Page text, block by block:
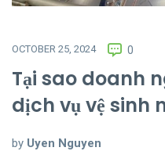
OCTOBER 25, 2024 0
Tại sao doanh
dịch vụ vệ sinh
by Uyen Nguyen